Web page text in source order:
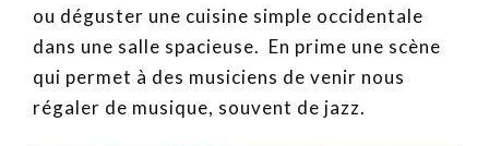
ou déguster une cuisine simple occidentale
dans une salle spacieuse. En prime une scène
qui permet à des musiciens de venir nous
régaler de musique, souvent de jazz.